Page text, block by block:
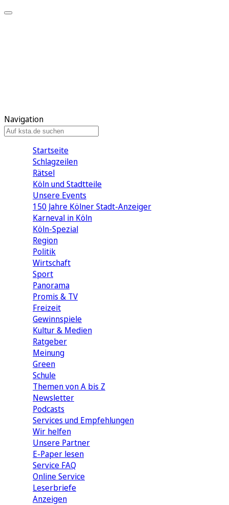
Navigation
Startseite
Schlagzeilen
Rätsel
Köln und Stadtteile
Unsere Events
150 Jahre Kölner Stadt-Anzeiger
Karneval in Köln
Köln-Spezial
Region
Politik
Wirtschaft
Sport
Panorama
Promis & TV
Freizeit
Gewinnspiele
Kultur & Medien
Ratgeber
Meinung
Green
Schule
Themen von A bis Z
Newsletter
Podcasts
Services und Empfehlungen
Wir helfen
Unsere Partner
E-Paper lesen
Service FAQ
Online Service
Leserbriefe
Anzeigen